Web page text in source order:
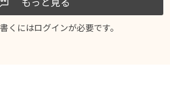
くにはログインが必要です。